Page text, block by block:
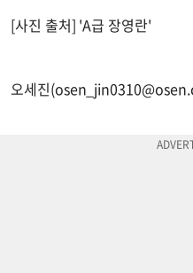
[사진 출처] 'A급 장영란'
오세진(